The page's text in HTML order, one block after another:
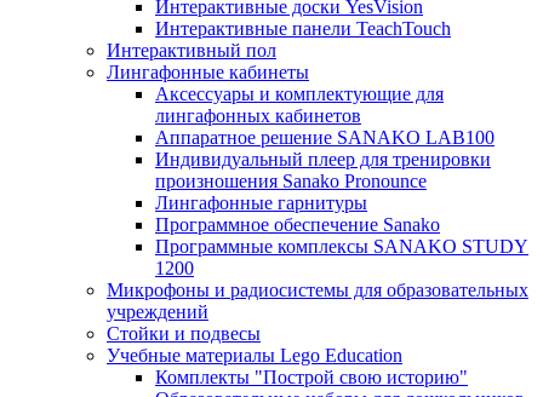
Интерактивные доски YesVision
Интерактивные панели TeachTouch
Интерактивный пол
Лингафонные кабинеты
Аксессуары и комплектующие для
лингафонных кабинетов
Аппаратное решение SANAKO LAB100
Индивидуальный плеер для тренировки
произношения Sanako Pronounce
Лингафонные гарнитуры
Программное обеспечение Sanako
Программные комплексы SANAKO STUDY
1200
Микрофоны и радиосистемы для образовательных
учреждений
Стойки и подвесы
Учебные материалы Lego Education
Комплекты "Построй свою историю"